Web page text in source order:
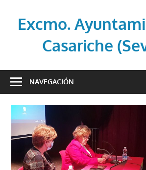
contenidoExcmo.
Casariche
oficial
Ayuntamiento
Casariche
(Sevilla)
NAVEGACIÓN